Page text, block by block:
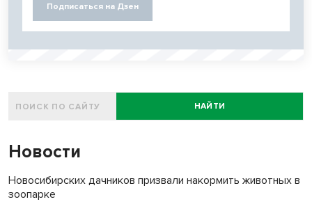
Подписаться на Дзен
НАЙТИ
Новости
Новосибирских дачников призвали накормить животных в
зоопарке